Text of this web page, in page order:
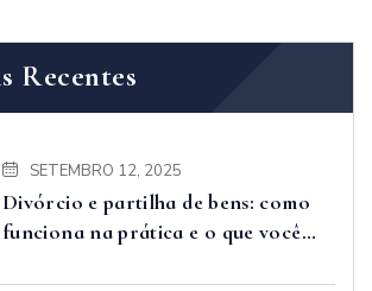
Recentes
SETEMBRO 12, 2025
Divórcio e partilha de bens: como
funciona na prática e o que você